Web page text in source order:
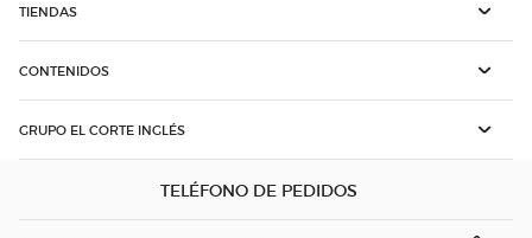
TIENDAS
CONTENIDOS
GRUPO EL CORTE INGLÉS
TELÉFONO DE PEDIDOS